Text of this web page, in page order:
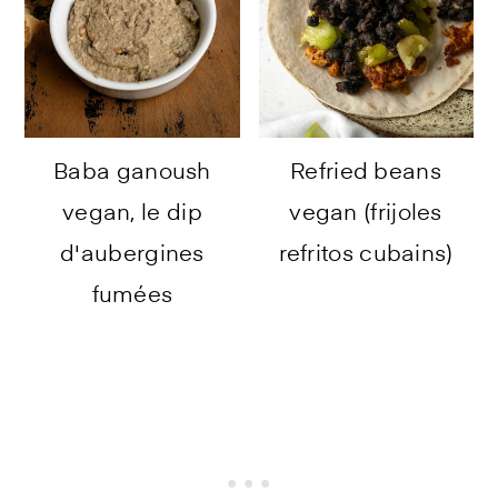
Baba ganoush
vegan, le dip
d'aubergines
fumées
Refried beans
vegan (frijoles
refritos cubains)